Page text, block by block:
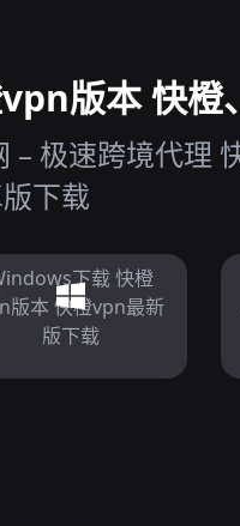
版本 快橙
– 极速跨境代理
下载
下载 快橙
版本 快橙vpn最新
版下载